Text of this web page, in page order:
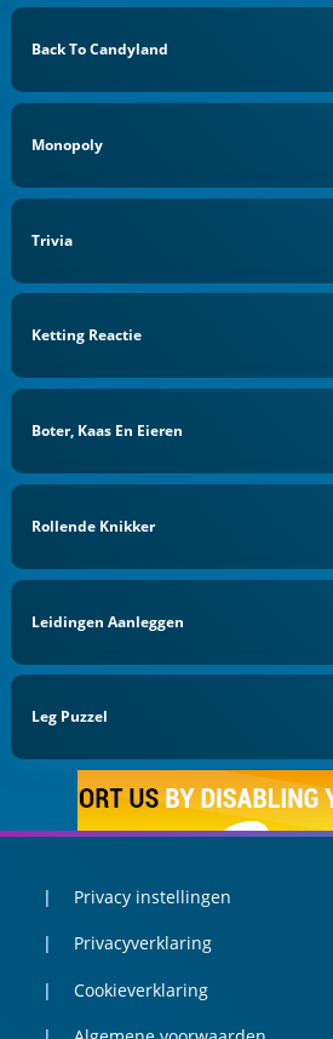
Back To Candyland
Monopoly
Trivia
Ketting Reactie
Boter, Kaas En Eieren
Rollende Knikker
Leidingen Aanleggen
Leg Puzzel
Privacy instellingen
Privacyverklaring
Cookieverklaring